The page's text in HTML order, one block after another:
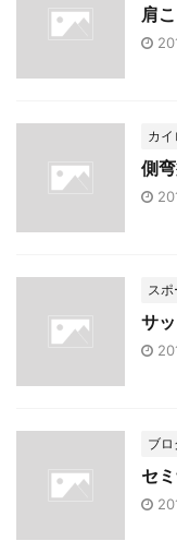
肩
カイ
側
ス
サ
ブロ
セ